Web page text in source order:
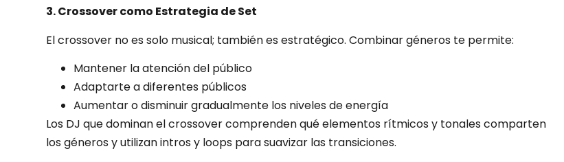
3. Crossover como Estrategia de Set
El crossover no es solo musical; también es estratégico. Combinar géneros te permite:
Mantener la atención del público
Adaptarte a diferentes públicos
Aumentar o disminuir gradualmente los niveles de energía
Los DJ que dominan el crossover comprenden qué elementos rítmicos y tonales comparten
los géneros y utilizan intros y loops para suavizar las transiciones.